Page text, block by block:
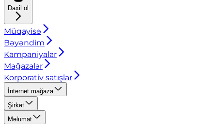
Daxil ol
Müqayisə
Bəyəndim
Kampaniyalar
Mağazalar
Korporativ satışlar
İnternet mağaza
Şirkət
Məlumat